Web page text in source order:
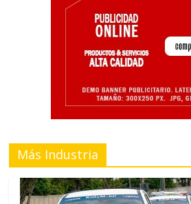
Más Industria